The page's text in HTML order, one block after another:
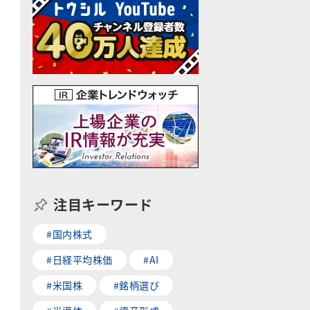
注目キーワード
#国内株式
#日経平均株価
#AI
#米国株
#銘柄選び